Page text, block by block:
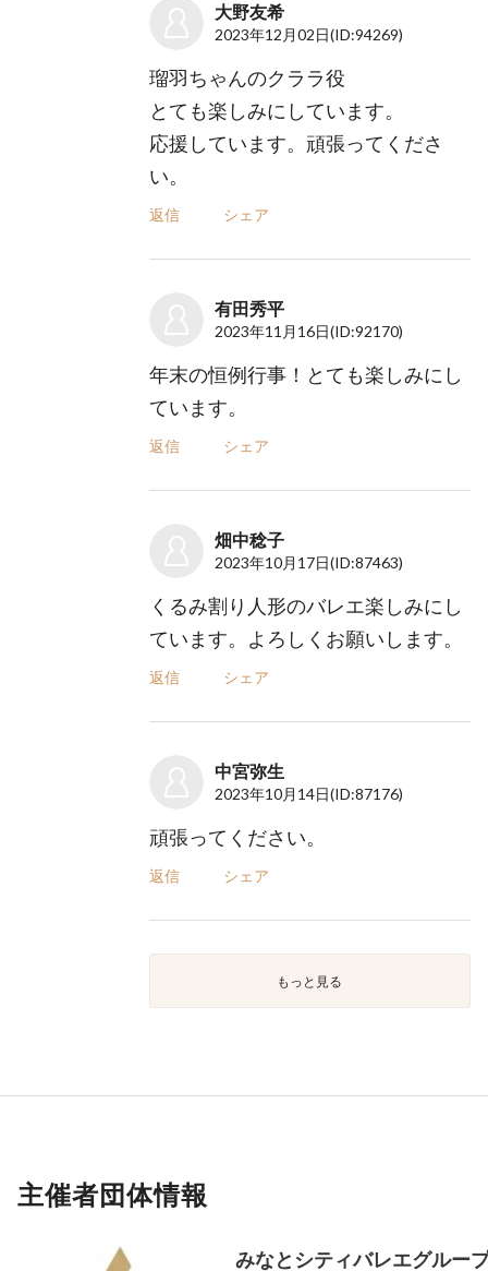
大野友希
2023年12月02日(ID:94269)
瑠羽ちゃんのクララ役
とても楽しみにしています。
応援しています。頑張ってくださ
い。
返信 シェア
有田秀平
2023年11月16日(ID:92170)
年末の恒例行事！とても楽しみにし
ています。
返信 シェア
畑中稔子
2023年10月17日(ID:87463)
くるみ割り人形のバレエ楽しみにし
ています。よろしくお願いします。
返信 シェア
中宮弥生
2023年10月14日(ID:87176)
頑張ってください。
返信 シェア
もっと見る
主催者団体情報
みなとシティバレエグルー